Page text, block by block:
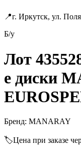
📍г. Иркутск, ул.
Б/у
Лот
е диски
Бренд: MANARAY
🏷️Цена при заказе